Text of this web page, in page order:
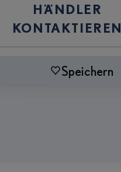
HÄNDLER
KONTAKTIEREN
Speichern